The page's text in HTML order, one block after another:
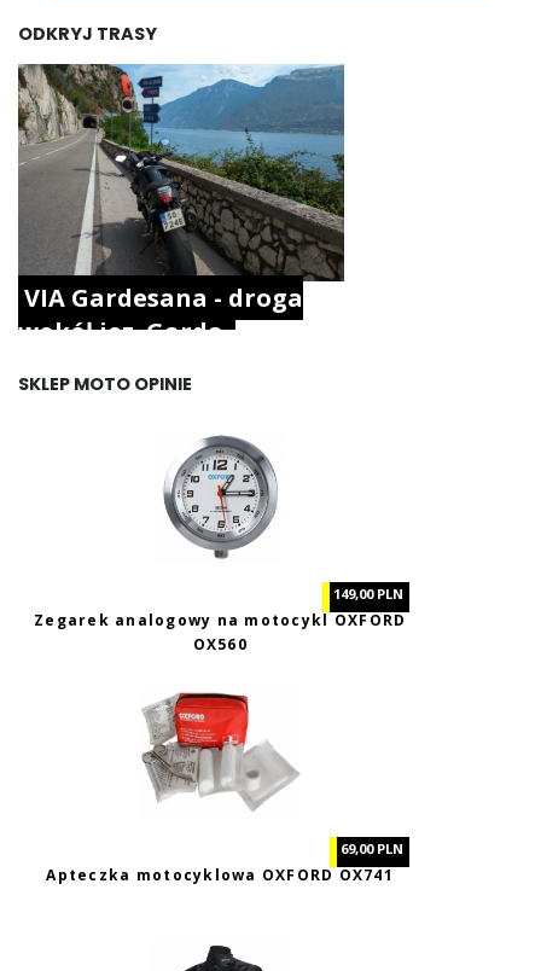
ODKRYJ TRASY
VIA Gardesana - droga
wokół jez. Garda.
SKLEP MOTO OPINIE
149,00 PLN
Zegarek analogowy na motocykl OXFORD
OX560
69,00 PLN
Apteczka motocyklowa OXFORD OX741